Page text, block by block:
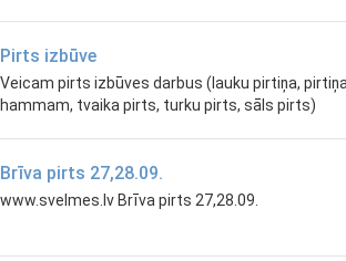
Pirts izbūve
Veicam pirts izbūves darbus (lauku pirtiņa,
hammam, tvaika pirts, turku pirts, sāls pirts)
Brīva pirts 27,28.09.
www.svelmes.lv Brīva pirts 27,28.09.